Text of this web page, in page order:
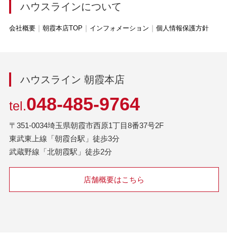
ハウスラインについて
会社概要 朝霞本店TOP インフォメーション 個人情報保護方針
ハウスライン 朝霞本店
tel.048-485-9764
〒351-0034埼玉県朝霞市西原1丁目8番37号2F
東武東上線「朝霞台駅」徒歩3分
武蔵野線「北朝霞駅」徒歩2分
店舗概要はこちら